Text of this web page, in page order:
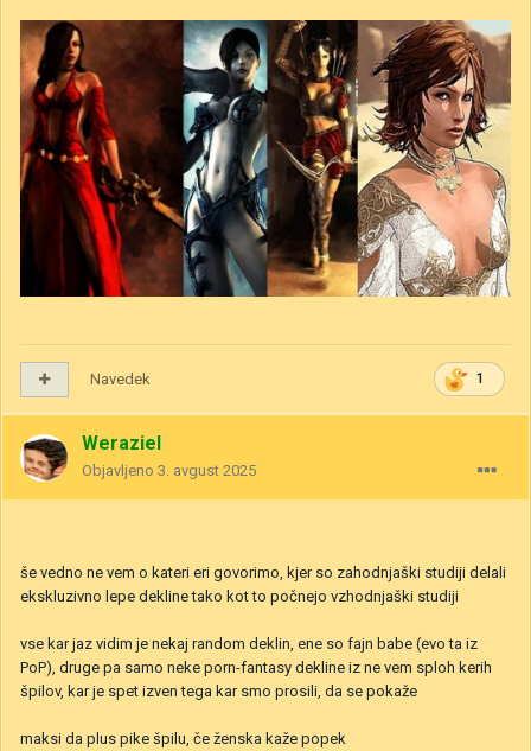
1
Navedek
Weraziel
Objavljeno 3. avgust 2025
še vedno ne vem o kateri eri govorimo, kjer so zahodnjaški studiji delali
ekskluzivno lepe dekline tako kot to počnejo vzhodnjaški studiji
vse kar jaz vidim je nekaj random deklin, ene so fajn babe (evo ta iz
PoP), druge pa samo neke porn-fantasy dekline iz ne vem sploh kerih
špilov, kar je spet izven tega kar smo prosili, da se pokaže
maksi da plus pike špilu, če ženska kaže popek